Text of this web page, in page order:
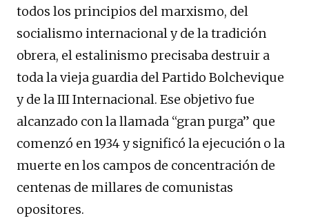
todos los principios del marxismo, del
socialismo internacional y de la tradición
obrera, el estalinismo precisaba destruir a
toda la vieja guardia del Partido Bolchevique
y de la III Internacional. Ese objetivo fue
alcanzado con la llamada “gran purga” que
comenzó en 1934 y significó la ejecución o la
muerte en los campos de concentración de
centenas de millares de comunistas
opositores.